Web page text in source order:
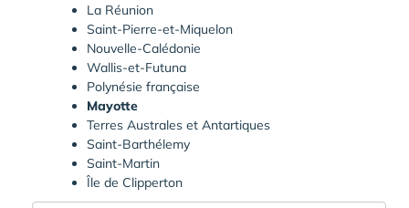
La Réunion
Saint-Pierre-et-Miquelon
Nouvelle-Calédonie
Wallis-et-Futuna
Polynésie française
Mayotte
Terres Australes et Antartiques
Saint-Barthélemy
Saint-Martin
Île de Clipperton